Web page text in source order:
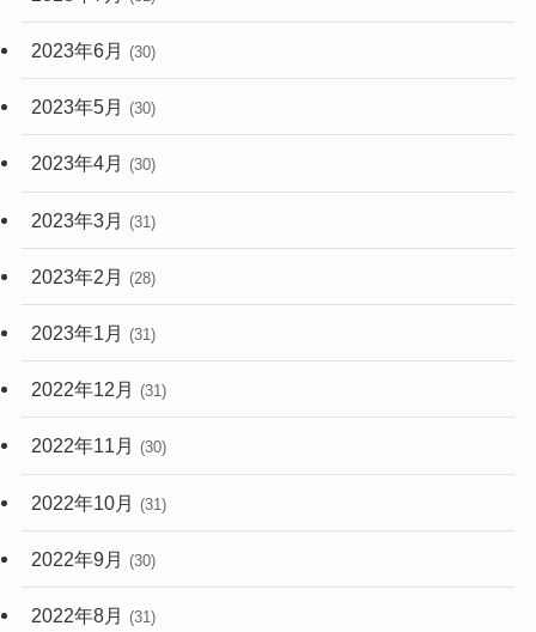
2023年6月 (30)
2023年5月 (30)
2023年4月 (30)
2023年3月 (31)
2023年2月 (28)
2023年1月 (31)
2022年12月 (31)
2022年11月 (30)
2022年10月 (31)
2022年9月 (30)
2022年8月 (31)